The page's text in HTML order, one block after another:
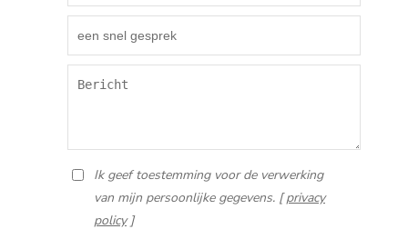
Ik geef toestemming voor de verwerking
van mijn persoonlijke gegevens. [privacy
policy]